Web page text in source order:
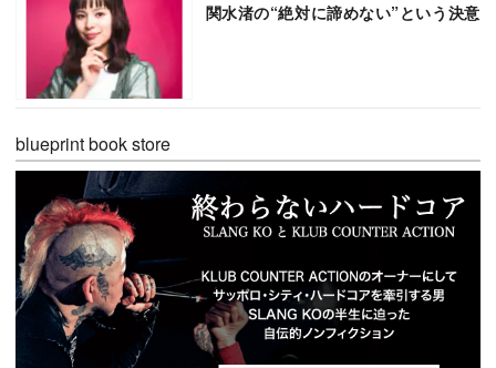
関水渚の“絶対に諦めない”という決意
blueprint book store